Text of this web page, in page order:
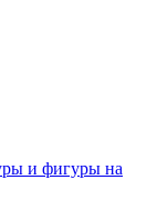
и фигуры на